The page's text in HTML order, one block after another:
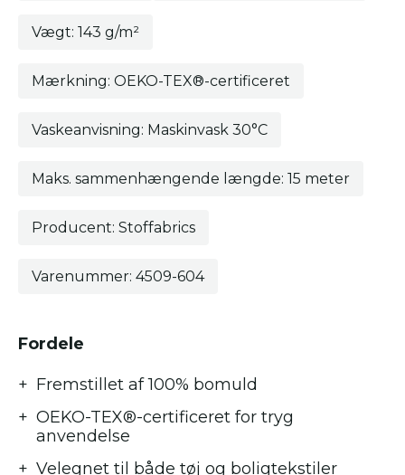
Fordele
Fremstillet af 100% bomuld
OEKO-TEX®-certificeret for tryg
anvendelse
Velegnet til både tøj og boligtekstiler
Vægt: 143 g/m²
Mærkning: OEKO-TEX®-certificeret
Vaskeanvisning: Maskinvask 30°C
Maks. sammenhængende længde: 15 meter
Producent: Stoffabrics
Varenummer: 4509-604